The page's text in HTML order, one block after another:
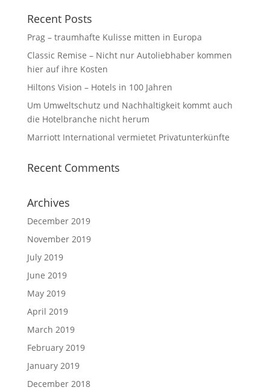
Recent Posts
Prag – traumhafte Kulisse mitten in Europa
Classic Remise – Nicht nur Autoliebhaber kommen
hier auf ihre Kosten
Hiltons Vision – Hotels in 100 Jahren
Um Umweltschutz und Nachhaltigkeit kommt auch
die Hotelbranche nicht herum⁩
Marriott International vermietet Privatunterkünfte
Recent Comments
Archives
December 2019
November 2019
July 2019
June 2019
May 2019
April 2019
March 2019
February 2019
January 2019
December 2018